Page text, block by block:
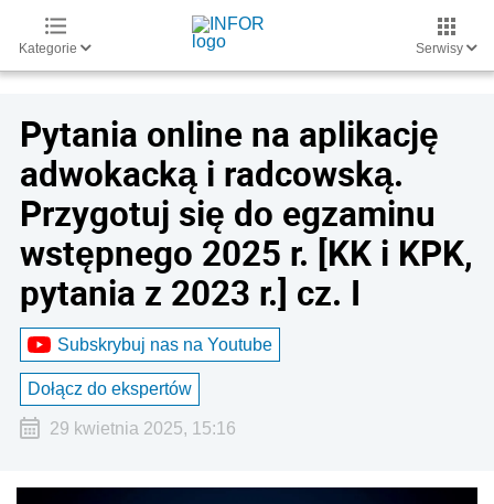
Kategorie Serwisy
Pytania online na aplikację
adwokacką i radcowską.
Przygotuj się do egzaminu
wstępnego 2025 r. [KK i KPK,
pytania z 2023 r.] cz. I
Subskrybuj nas na Youtube
Dołącz do ekspertów
29 kwietnia 2025, 15:16